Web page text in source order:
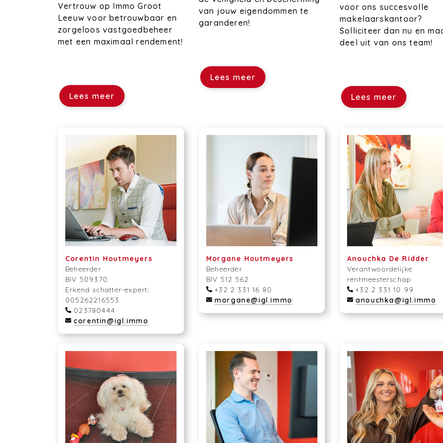
Vertrouw op Immo Groot
Leeuw voor betrouwbaar en
zorgeloos vastgoedbeheer
met een maximaal rendement!
Lees meer
van jouw eigendommen te
garanderen!
Lees meer
voor ons succesvolle
makelaarskantoor?
Solliciteer dan nu en
deel uit van ons team!
Lees meer
Corentin Houtmeyers
Beheerder
BIV 509370
Erkend schatter-expert:
005262216553
023780444
corentin@igl.immo
Morgane Houtmeyers
Beheerder
BIV 512 562
+32 2 331 16 80
morgane@igl.immo
Anouchka De Ridder
Verantwoordelijke
rentmeesterschap
+32 2 331 10 99
anouchka@igl.immo